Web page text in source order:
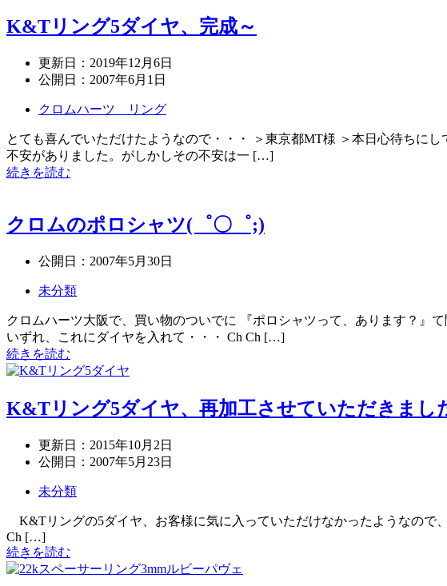
K&Tリング5ダイヤ、完成～
更新日： 2019年12月6日
公開日： 2007年6月1日
クロムハーツ リング
とても喜んでいただけたようなので・・・ ＞東京都MT様 ＞本日心待ちに
不安がありました。がしかしその不安は一 […]
続きを読む
クロムのポロシャツ(゜〇゜;)
公開日： 2007年5月30日
未分類
クロムハーツ大阪で、買い物のついでに 『ポロシャツって、あります？』
いずれ、これにダイヤを入れて・・・ Ch Ch […]
続きを読む
K&Tリング5ダイヤ、再加工させていただきまし
更新日： 2015年10月2日
公開日： 2007年5月23日
未分類
K&Tリングの5ダイヤ、お客様に気に入っていただけなかったようなので
Ch […]
続きを読む